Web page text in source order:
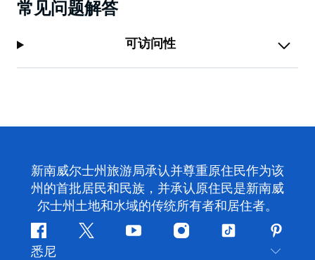
常见问题解答
可访问性
新南威尔士州旅游局承认并尊重原住民作为该
州的首批居民和民族，并承认原住民是新南威
尔士州土地和水域的传统所有者和居住者。
Facebook叽
YouTubeInstagram
抖
悉尼